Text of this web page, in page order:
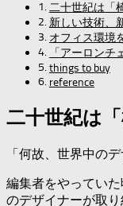
二十世紀は「
新しい技術、
オフィス環境
「アーロンチ
things to buy
reference
二十世紀は
「何故、世界中の
編集者をやってい
のデザイナーが取